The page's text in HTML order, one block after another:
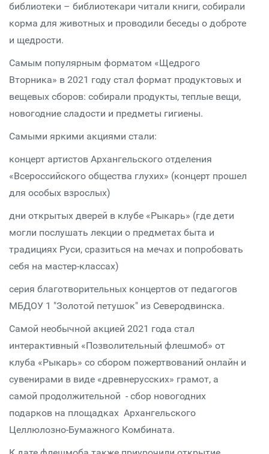
библиотеки – библиотекари читали книги, собирали
корма для животных и проводили беседы о доброте
и щедрости.
Самым популярным форматом «Щедрого
Вторника» в 2021 году стал формат продуктовых и
вещевых сборов: собирали продукты, теплые вещи,
новогодние сладости и предметы гигиены.
Самыми яркими акциями стали:
концерт артистов Архангельского отделения
«Всероссийского общества глухих» (концерт прошел
для особых взрослых)
дни открытых дверей в клубе «Рыкарь» (где дети
могли послушать лекции о предметах быта и
традициях Руси, сразиться на мечах и попробовать
себя на мастер-классах)
серия благотворительных концертов от педагогов
МБДОУ 1 "Золотой петушок" из Северодвинска.
Самой необычной акцией 2021 года стал
интерактивный «Позволительный флешмоб» от
клуба «Рыкарь» со сбором пожертвований онлайн и
сувенирами в виде «древнерусских» грамот, а
самой продолжительной - сбор новогодних
подарков на площадках Архангельского
Целлюлозно-Бумажного Комбината.